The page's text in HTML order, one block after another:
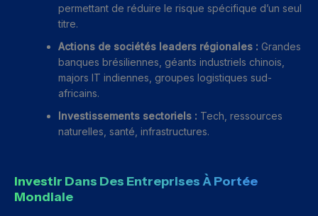
permettant de réduire le risque spécifique d’un seul
titre.
Actions de sociétés leaders régionales : Grandes
banques brésiliennes, géants industriels chinois,
majors IT indiennes, groupes logistiques sud-
africains.
Investissements sectoriels : Tech, ressources
naturelles, santé, infrastructures.
Investir Dans Des Entreprises À Portée
Mondiale